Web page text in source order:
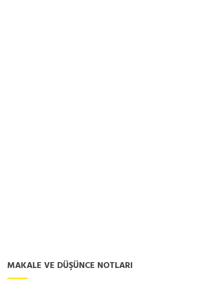
MAKALE VE DÜŞÜNCE NOTLARI